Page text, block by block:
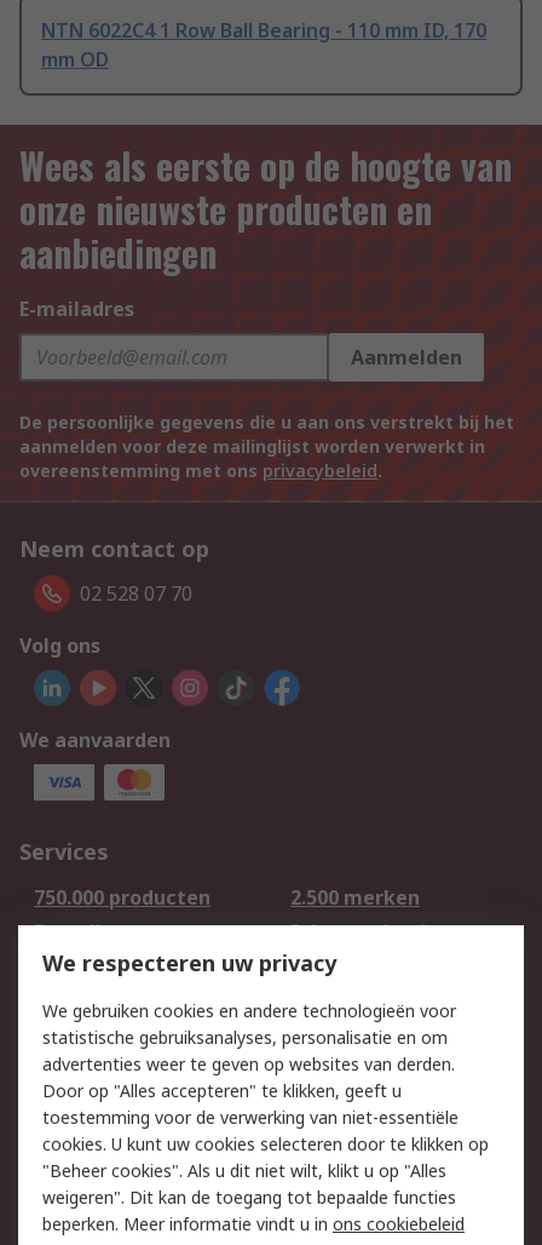
NTN 6022C4 1 Row Ball Bearing - 110 mm ID, 170
mm OD
Wees als eerste op de hoogte van
onze nieuwste producten en
aanbiedingen
E-mailadres
Aanmelden
De persoonlijke gegevens die u aan ons verstrekt bij het
aanmelden voor deze mailinglijst worden verwerkt in
overeenstemming met ons privacybeleid.
Neem contact op
02 528 07 70
Volg ons
We aanvaarden
Services
750.000 producten
2.500 merken
Bestellen
Inkoopoplossingen
Retouren
Technisch advies
Track & Trace
Wettelijk
Cookiebeleid
Email veiligheid
Privacybeleid -
Bijgewerkt
Websitevoorwaarden
Algemene
verkoopvoorwaarden
We respecteren uw privacy
We gebruiken cookies en andere technologieën voor
statistische gebruiksanalyses, personalisatie en om
advertenties weer te geven op websites van derden.
Door op "Alles accepteren" te klikken, geeft u
toestemming voor de verwerking van niet-essentiële
cookies. U kunt uw cookies selecteren door te klikken op
"Beheer cookies". Als u dit niet wilt, klikt u op "Alles
weigeren". Dit kan de toegang tot bepaalde functies
beperken. Meer informatie vindt u in ons cookiebeleid